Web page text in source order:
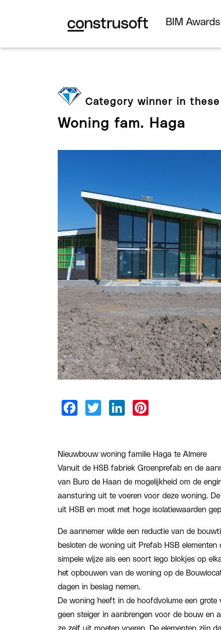
BIM
Category winner in
Woning fam. Haga
Nieuwbouw woning familie Haga te Almere
Vanuit de HSB fabriek Groenprefab en de
van Buro de Haan de mogelijkheid om de
aansturing uit te voeren voor deze woning.
uit HSB en moet met hoge isolatiewaarden
De aannemer wilde een reductie van de
besloten de woning uit Prefab HSB
simpele wijze als een soort lego blokjes op
het opbouwen van de woning op de
dagen in beslag nemen.
De woning heeft in de hoofdvolume een grote
geen steiger in aanbrengen voor de bouw en